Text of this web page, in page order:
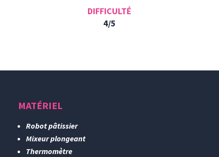
DIFFICULTÉ
4/5
MATÉRIEL
Robot pâtissier
Mixeur plongeant
Thermomètre